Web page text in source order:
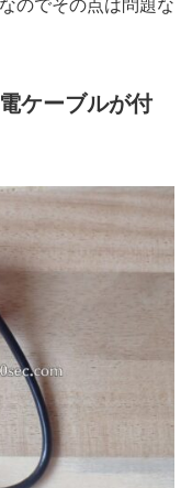
のでその点は問題な
ケーブルが付